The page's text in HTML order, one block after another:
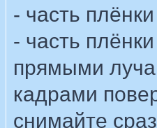
- часть
- часть
прямыми
кадрами
снимайте